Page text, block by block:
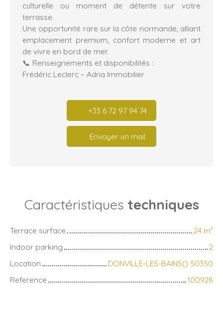
culturelle ou moment de détente sur votre
terrasse.
Une opportunité rare sur la côte normande, alliant
emplacement premium, confort moderne et art
de vivre en bord de mer.
📞 Renseignements et disponibilités :
Frédéric Leclerc – Adria Immobilier
+33 6 72 97 94 74
Envoyer un mail
Caractéristiques techniques
Terrace surface 24 m²
Indoor parking
2
Location
DONVILLE-LES-BAINS() 50350
Reference
100928